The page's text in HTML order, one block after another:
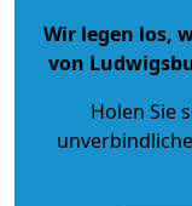
Wir legen los,
von
Holen Sie